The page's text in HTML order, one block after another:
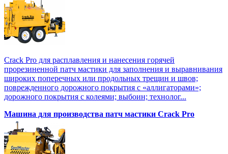
Crack Pro для расплавления и нанесения горячей
прорезиненной патч мастики для заполнения и выравнивания
широких поперечных или продольных трещин и швов;
поврежденного дорожного покрытия с «аллигаторами»;
дорожного покрытия с колеями; выбоин; технолог...
Машина для производства патч мастики Crack Pro